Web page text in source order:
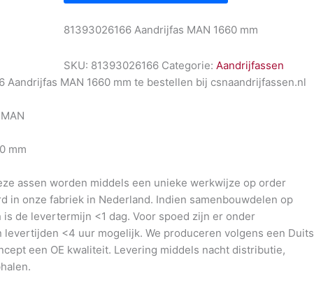
81393026166 Aandrijfas MAN 1660 mm
SKU: 81393026166 Categorie: Aandrijfassen
Aandrijfas MAN 1660 mm te bestellen bij csnaandrijfassen.nl
MAN
mm
assen worden middels een unieke werkwijze op order
in onze fabriek in Nederland. Indien samenbouwdelen op
is de levertermijn <1 dag. Voor spoed zijn er onder
levertijden <4 uur mogelijk. We produceren volgens een Duits
een OE kwaliteit. Levering middels nacht distributie,